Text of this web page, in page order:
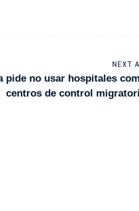
NEXT
pide no usar hospitales
centros de control